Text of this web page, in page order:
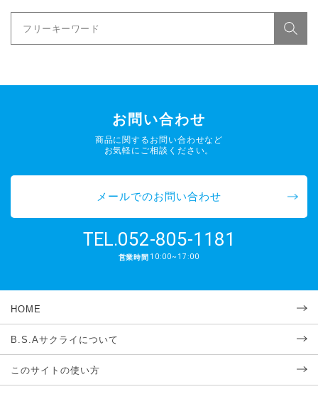
お問い合わせ
商品に関するお問い合わせなど
お気軽にご相談ください。
メールでのお問い合わせ
TEL.052-805-1181
営業時間 10:00~17:00
HOME
B.S.Aサクライについて
このサイトの使い方